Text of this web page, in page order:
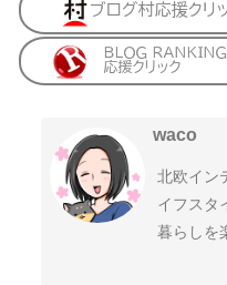
waco
北欧イン
イフスタ
暮らしを